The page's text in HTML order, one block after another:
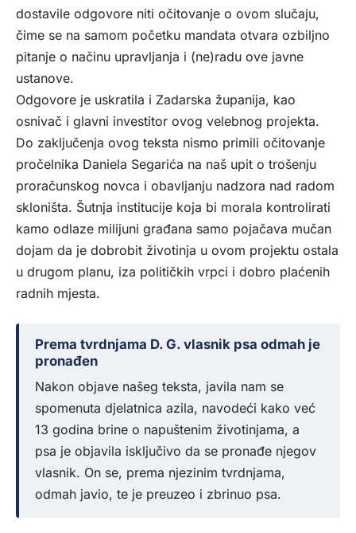
dostavile odgovore niti očitovanje o ovom slučaju,
čime se na samom početku mandata otvara ozbiljno
pitanje o načinu upravljanja i (ne)radu ove javne
ustanove.
Odgovore je uskratila i Zadarska županija, kao
osnivač i glavni investitor ovog velebnog projekta.
Do zaključenja ovog teksta nismo primili očitovanje
pročelnika Daniela Segarića na naš upit o trošenju
proračunskog novca i obavljanju nadzora nad radom
skloništa. Šutnja institucije koja bi morala kontrolirati
kamo odlaze milijuni građana samo pojačava mučan
dojam da je dobrobit životinja u ovom projektu ostala
u drugom planu, iza političkih vrpci i dobro plaćenih
radnih mjesta.
Prema tvrdnjama D. G. vlasnik psa odmah je
pronađen
Nakon objave našeg teksta, javila nam se
spomenuta djelatnica azila, navodeći kako već
13 godina brine o napuštenim životinjama, a
psa je objavila isključivo da se pronađe njegov
vlasnik. On se, prema njezinim tvrdnjama,
odmah javio, te je preuzeo i zbrinuo psa.